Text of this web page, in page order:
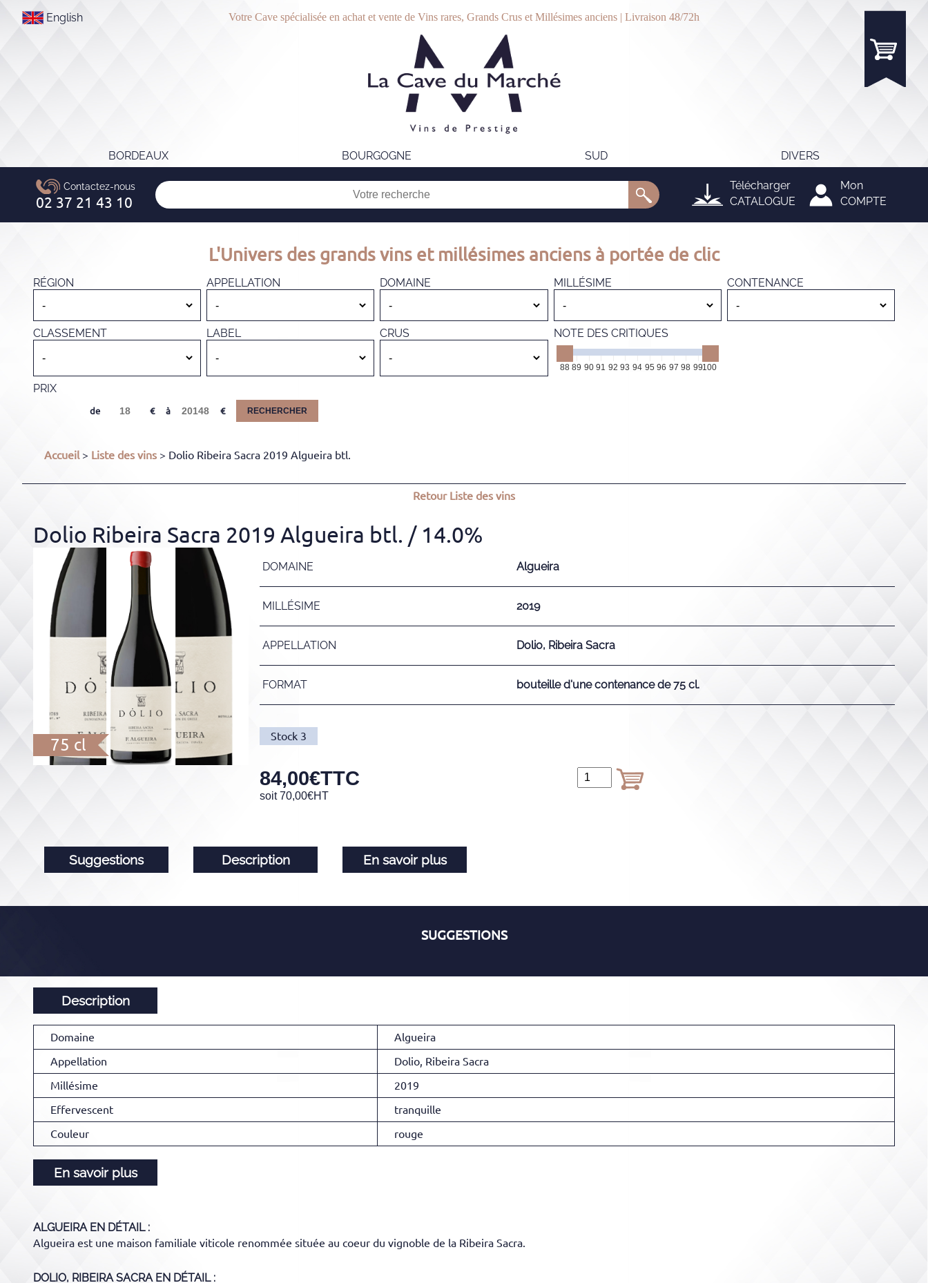
English Votre Cave spécialisée en achat et vente de Vins rares, Grands Crus et Millésimes anciens | Livraison 48/72h
BORDEAUX BOURGOGNE SUD DIVERS
Télécharger
CATALOGUE
Mon
COMPTE
L'Univers des grands vins et millésimes anciens à portée de clic
RÉGION APPELLATION DOMAINE MILLÉSIME CONTENANCE
CLASSEMENT LABEL CRUS NOTE DES CRITIQUES
88 89 90 91 92 93 94 95 96 97 98 99100
PRIX
de à RECHERCHER
Accueil> Liste des vins > Dolio Ribeira Sacra 2019 Algueira btl.
RetourListe des vins
Dolio Ribeira Sacra 2019 Algueira btl. / 14.0%
75 cl
DOMAINE Algueira
MILLÉSIME 2019
APPELLATION Dolio, Ribeira Sacra
FORMAT bouteille d'une contenance de 75 cl.
Stock 3
84,00€TTC
soit 70,00€HT
Suggestions Description En savoir plus
SUGGESTIONS
Description
Domaine
Algueira
Appellation
Dolio, Ribeira Sacra
Millésime
2019
Effervescent
tranquille
Couleur
rouge
En savoir plus
ALGUEIRAEN DÉTAIL :
Algueira est une maison familiale viticole renommée située au coeur du vignoble de la Ribeira Sacra.
DOLIO, RIBEIRA SACRAEN DÉTAIL :